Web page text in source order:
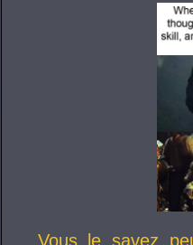
Vous le savez